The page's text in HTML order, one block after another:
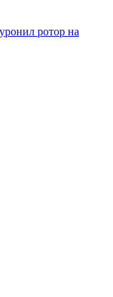
ротор на